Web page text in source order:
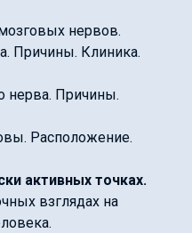
нервов.
Причины. Клиника.
нерва. Причины.
Расположение.
активных точках.
взглядах на